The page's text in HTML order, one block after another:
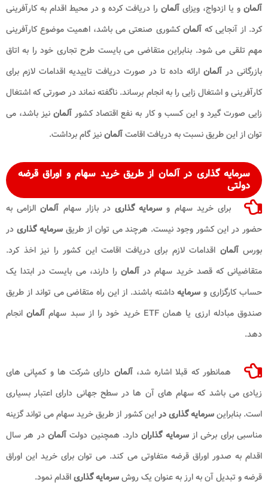
آلمان و یا ازدواج، ویزای آلمان را دریافت کرده و در محیط اقدام به کارآفرینی
کرد. از آنجایی که آلمانکشوری صنعتی می باشد، اهمیت موضوع کارآفرینی
مهم تلقی می شود. بنابراین متقاضی می بایست طرح تجاری خود را به اتاق
بازرگانی در آلمان ارائه داده تا در صورت دریافت تاییدیه اقدامات لازم برای
کارآفرینی و اشتغال زایی را به انجام برساند. ناگفته نماند در صورتی که اشتغال
زایی صورت گیرد و این کسب و کار به نفع اقتصاد کشور آلماننیز باشد، می
توان از این طریق نسبت به دریافت اقامتآلماننیز گام برداشت.
سرمایه گذاری در آلمان از طریق خرید سهام و اوراق قرضه
دولتی
برای خرید سهام وسرمایه گذاریدر بازار سهام آلمانالزامی به
حضور در این کشور وجود نیست. هرچند می توان از طریقسرمایه گذاری در
بورسآلمان اقدامات لازم برای دریافت اقامت این کشور را نیز اخذ کرد.
متقاضیانی که قصد خرید سهام درآلمانرا دارند، می بایست در ابتدا یک
حساب کارگزاری وسرمایهداشته باشند. از این راه متقاضی می تواند از طریق
صندوق مبادله ارزی یا همان ETF خرید خود را از سبد سهام
آلمانانجام
دهد.
همانطور که قبلا اشاره شد،آلمان دارای شرکت ها و کمپانی های
زیادی می باشد که سهام های آن ها در سطح جهانی دارای اعتبار بسیاری
است. بنابراینسرمایه گذاری دراین کشور از طریق خرید سهام می تواند گزینه
مناسبی برای برخی ازسرمایه گذاراندارد. همچنین دولت آلمان در هر سال
اقدام به صدور اوراق قرضه متفاوتی می کند. می توان برای خرید این اوراق
قرضه و تبدیل آن به ارز به عنوان یک روشسرمایهگذاریاقدام نمود.